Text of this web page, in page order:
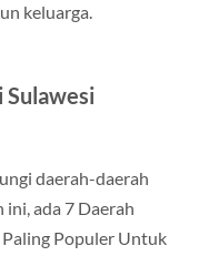
keluarga.
Sulawesi
daerah-daerah
ini, ada 7 Daerah
Paling Populer Untuk